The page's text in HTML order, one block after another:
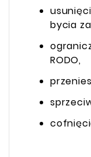
bycia
RODO,